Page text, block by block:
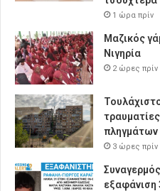
1 ώρα πρίν
Μαζικός
Νιγηρία
2 ώρες πρίν
πληγμάτων
3 ώρες πρίν
εξαφάνιση